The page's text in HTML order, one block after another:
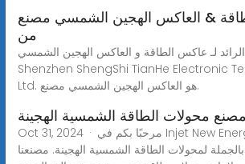
& العاكس الهجين الشمسي مصنع
من
لـ عاكس الطاقة و العاكس الهجين الشمسي,
Shenzhen ShengShi TianHe Electronic
Ltd. هو العاكس الهجين الشمسي مصنع.
مصنع محولات الطاقة الشمسية الهجينة
Oct 31, 2024 · مرحبًا بكم في Injet New Energy، الشركة المصنعة
بالجملة لمحولات الطاقة الشمسية الهجينة. مصنعنا